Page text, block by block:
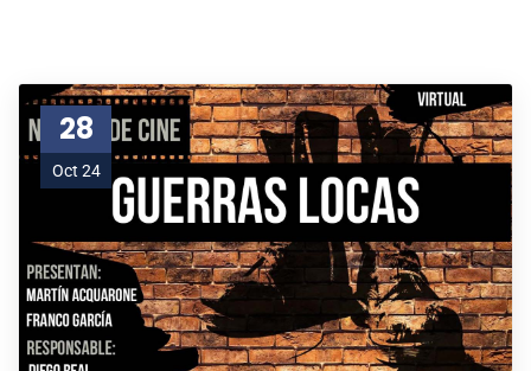
28
Oct 24